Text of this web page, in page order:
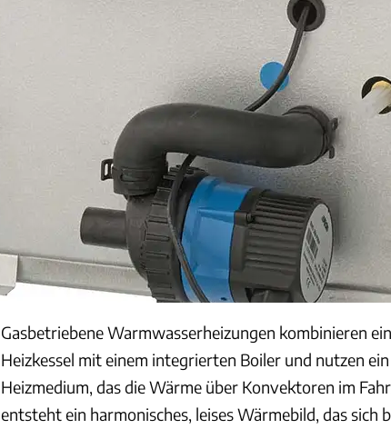
Gasbetriebene Warmwasserheizungen kombinieren
Heizkessel mit einem integrierten Boiler und nutzen
Heizmedium, das die Wärme über Konvektoren im
entsteht ein harmonisches, leises Wärmebild, das sich